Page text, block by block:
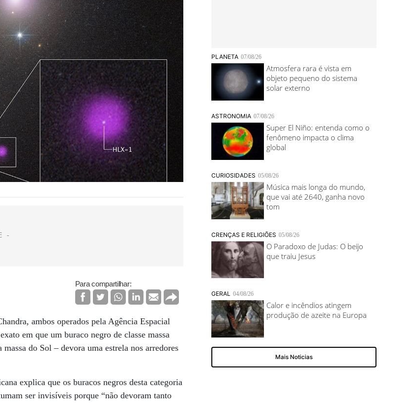
Para compartilhar:
ambos operados pela Agência Espacial
em que um buraco negro de classe massa
do Sol – devora uma estrela nos arredores
explica que os buracos negros desta categoria
ser invisíveis porque “não devoram tanto